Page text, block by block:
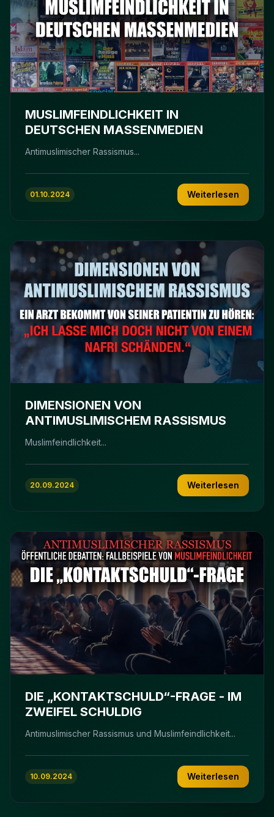
MUSLIMFEINDLICHKEIT IN
DEUTSCHEN MASSENMEDIEN
Antimuslimischer Rassismus...
01.10.2024 Weiterlesen
DIMENSIONEN VON
ANTIMUSLIMISCHEM RASSISMUS
Muslimfeindlichkeit...
20.09.2024 Weiterlesen
DIE „KONTAKTSCHULD“-FRAGE - IM
ZWEIFEL SCHULDIG
Antimuslimischer Rassismus und Muslimfeindlichkeit...
10.09.2024 Weiterlesen